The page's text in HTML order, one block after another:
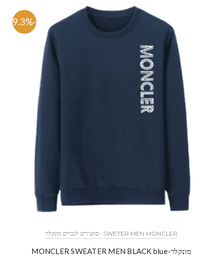
-79.3%
SWETER MEN MONCLER -סווצ'רים לגברים מונקלר
מונקלר-MONCLER SWEATER MEN BLACK blue